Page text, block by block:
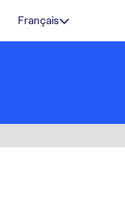
Français